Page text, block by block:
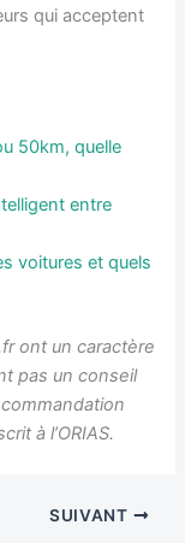
qui acceptent
50km, quelle
entre
voitures et quels
ont un caractère
pas un conseil
à l’ORIAS.
SUIVANT